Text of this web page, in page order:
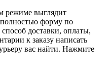
режиме выглядит
форму по
доставки, оплаты,
к заказу написать
вас найти. Нажмите